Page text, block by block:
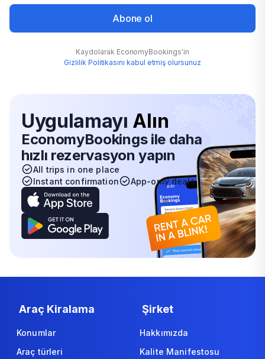
Abone ol
Kaydolarak EconomyBookings'in
Gizlilik Politikasını kabul etmiş olursunuz
Uygulamayı Alın
EconomyBookings ile daha
hızlı rezervasyon yapın
All trips in one place
Instant confirmation
App-only deals
Araç Kiralama
Konumlar
Araç türleri
Şirket
Hakkımızda
Kalite Manifestosu